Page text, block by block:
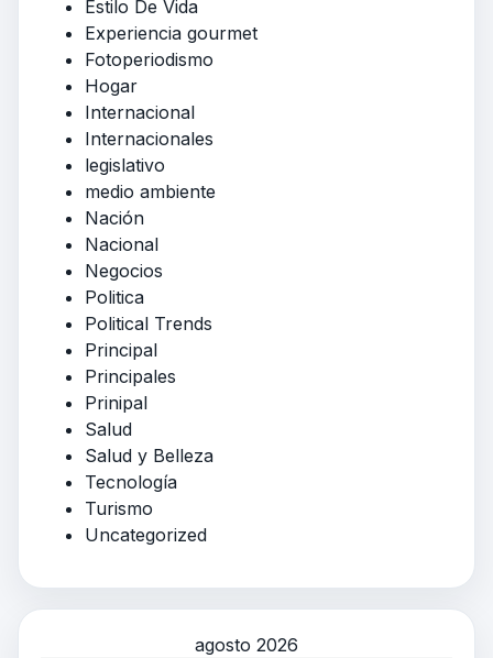
Estilo De Vida
Experiencia gourmet
Fotoperiodismo
Hogar
Internacional
Internacionales
legislativo
medio ambiente
Nación
Nacional
Negocios
Politica
Political Trends
Principal
Principales
Prinipal
Salud
Salud y Belleza
Tecnología
Turismo
Uncategorized
agosto 2026